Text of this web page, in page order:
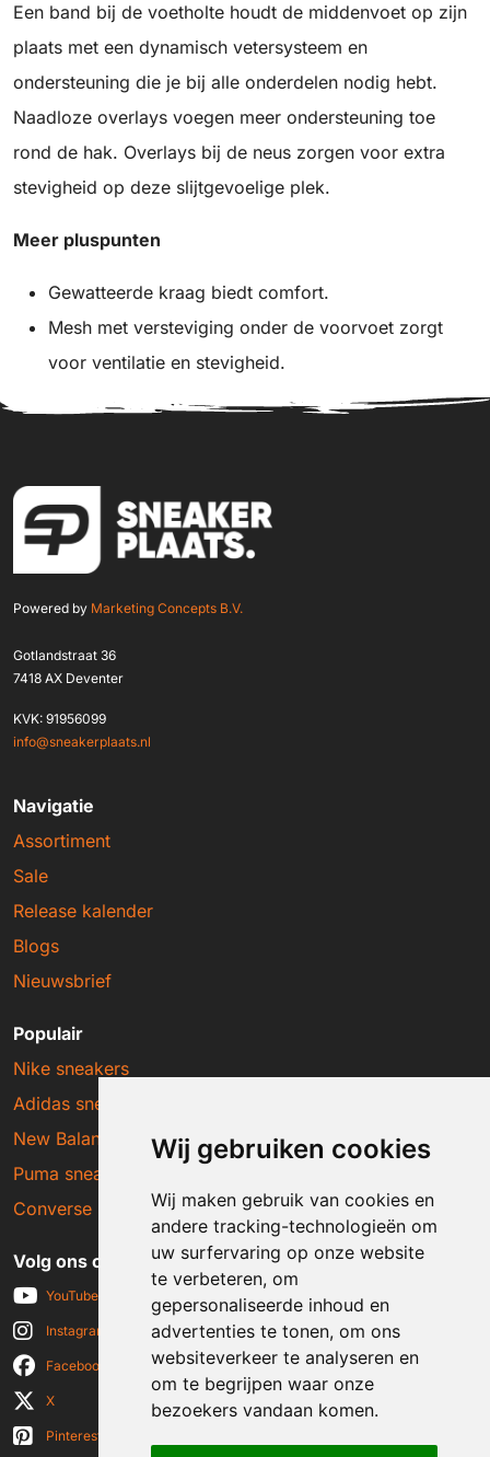
Wij gebruiken cookies
Wij maken gebruik van cookies en
andere tracking-technologieën om
uw surfervaring op onze website
te verbeteren, om
gepersonaliseerde inhoud en
advertenties te tonen, om ons
websiteverkeer te analyseren en
om te begrijpen waar onze
bezoekers vandaan komen.
Een band bij de voetholte houdt de middenvoet op zijn
plaats met een dynamisch vetersysteem en
ondersteuning die je bij alle onderdelen nodig hebt.
Naadloze overlays voegen meer ondersteuning toe
rond de hak. Overlays bij de neus zorgen voor extra
stevigheid op deze slijtgevoelige plek.
Meer pluspunten
Gewatteerde kraag biedt comfort.
Mesh met versteviging onder de voorvoet zorgt
voor ventilatie en stevigheid.
Powered by Marketing Concepts B.V.
Gotlandstraat 36
7418 AX Deventer
KVK: 91956099
info@sneakerplaats.nl
Navigatie
Assortiment
Sale
Release kalender
Blogs
Nieuwsbrief
Populair
Nike sneakers
Adidas sneakers
New Balance sneakers
Puma sneakers
Converse sneakers
Volg ons op social media
YouTube
Instagram
Facebook
X
Pinterest